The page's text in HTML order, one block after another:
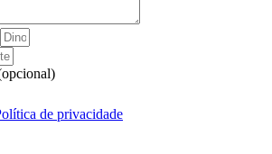
de privacidade